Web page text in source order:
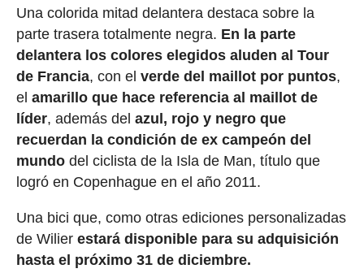
Una colorida mitad delantera destaca sobre la
parte trasera totalmente negra. En la parte
delantera los colores elegidos aluden al Tour
de Francia, con el verde del maillot por puntos,
el amarillo que hace referencia al maillot de
líder, además del azul, rojo y negro que
recuerdan la condición de ex campeón del
mundodel ciclista de la Isla de Man, título que
logró en Copenhague en el año 2011.
Una bici que, como otras ediciones personalizadas
de Wilierestará disponible para su adquisición
hasta el próximo 31 de diciembre.